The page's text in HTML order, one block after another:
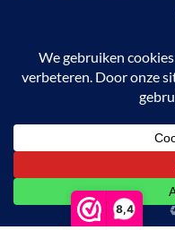
8,4
© 2026 RVS-
BTW nr.
RABO